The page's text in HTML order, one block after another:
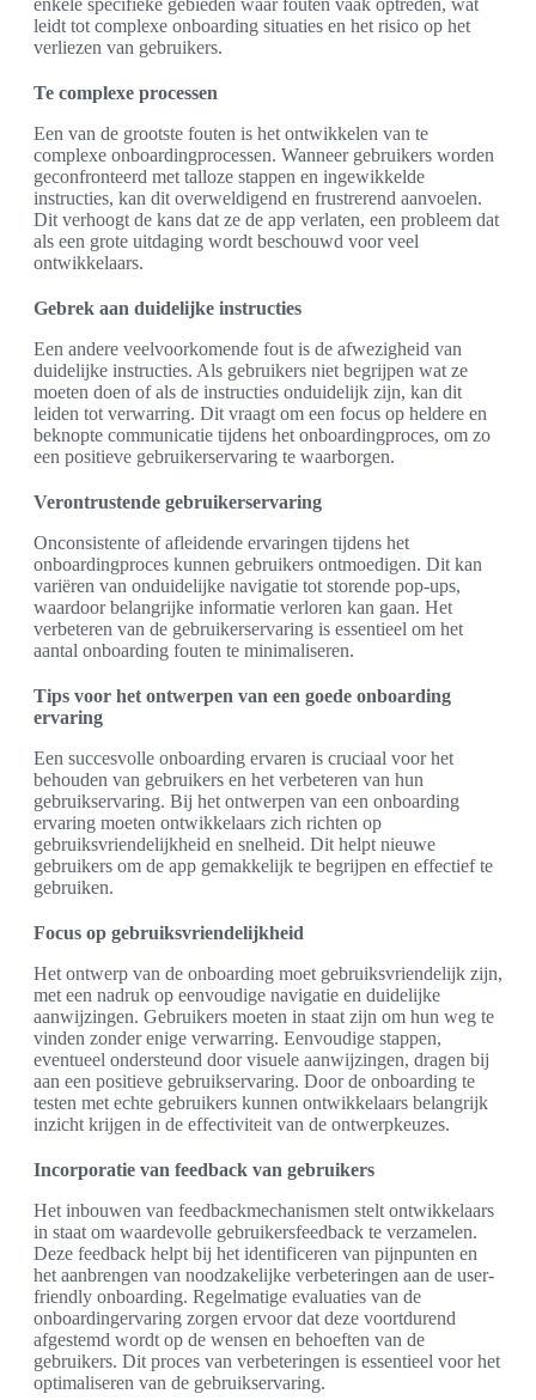
enkele specifieke gebieden waar fouten vaak optreden, wat
leidt tot complexe onboarding situaties en het risico op het
verliezen van gebruikers.
Te complexe processen
Een van de grootste fouten is het ontwikkelen van te
complexe onboardingprocessen. Wanneer gebruikers worden
geconfronteerd met talloze stappen en ingewikkelde
instructies, kan dit overweldigend en frustrerend aanvoelen.
Dit verhoogt de kans dat ze de app verlaten, een probleem dat
als een grote uitdaging wordt beschouwd voor veel
ontwikkelaars.
Gebrek aan duidelijke instructies
Een andere veelvoorkomende fout is de afwezigheid van
duidelijke instructies. Als gebruikers niet begrijpen wat ze
moeten doen of als de instructies onduidelijk zijn, kan dit
leiden tot verwarring. Dit vraagt om een focus op heldere en
beknopte communicatie tijdens het onboardingproces, om zo
een positieve gebruikerservaring te waarborgen.
Verontrustende gebruikerservaring
Onconsistente of afleidende ervaringen tijdens het
onboardingproces kunnen gebruikers ontmoedigen. Dit kan
variëren van onduidelijke navigatie tot storende pop-ups,
waardoor belangrijke informatie verloren kan gaan. Het
verbeteren van de gebruikerservaring is essentieel om het
aantal onboarding fouten te minimaliseren.
Tips voor het ontwerpen van een goede onboarding
ervaring
Een succesvolle onboarding ervaren is cruciaal voor het
behouden van gebruikers en het verbeteren van hun
gebruikservaring. Bij het ontwerpen van een onboarding
ervaring moeten ontwikkelaars zich richten op
gebruiksvriendelijkheid en snelheid. Dit helpt nieuwe
gebruikers om de app gemakkelijk te begrijpen en effectief te
gebruiken.
Focus op gebruiksvriendelijkheid
Het ontwerp van de onboarding moet gebruiksvriendelijk zijn,
met een nadruk op eenvoudige navigatie en duidelijke
aanwijzingen. Gebruikers moeten in staat zijn om hun weg te
vinden zonder enige verwarring. Eenvoudige stappen,
eventueel ondersteund door visuele aanwijzingen, dragen bij
aan een positieve gebruikservaring. Door de onboarding te
testen met echte gebruikers kunnen ontwikkelaars belangrijk
inzicht krijgen in de effectiviteit van de ontwerpkeuzes.
Incorporatie van feedback van gebruikers
Het inbouwen van feedbackmechanismen stelt ontwikkelaars
in staat om waardevolle gebruikersfeedback te verzamelen.
Deze feedback helpt bij het identificeren van pijnpunten en
het aanbrengen van noodzakelijke verbeteringen aan de user-
friendly onboarding. Regelmatige evaluaties van de
onboardingervaring zorgen ervoor dat deze voortdurend
afgestemd wordt op de wensen en behoeften van de
gebruikers. Dit proces van verbeteringen is essentieel voor het
optimaliseren van de gebruikservaring.